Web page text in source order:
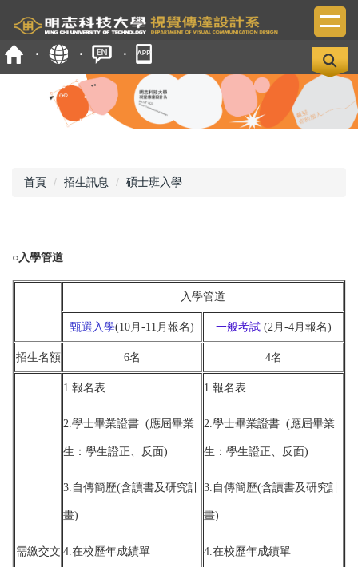
到
主
要
內
首頁 招生訊息 碩士班入學
○入學管道
入學管道
甄選入學(10月-11月報名) 一般考試(2月-4月報名)
招生名額 6名 4名
需繳交文
1.報名表
2.學士畢業證書 (應屆畢業
生：學生證正、反面)
3.自傳簡歷(含讀書及研究計
畫)
4.在校歷年成績單
1.報名表
2.學士畢業證書 (應屆畢業
生：學生證正、反面)
3.自傳簡歷(含讀書及研究計
畫)
4.在校歷年成績單